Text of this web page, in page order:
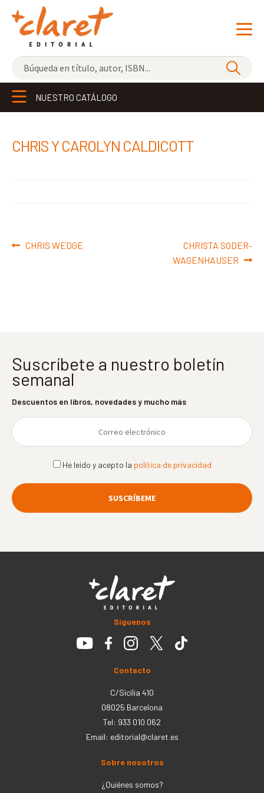
NOVEDADES
LOS MÁS VENDIDOS
NUESTRO CATÁLOGO
CHRIS Y CAROLYN CALDICOTT
Navegación
Anterior:
CHRIS WEDGE Siguiente:
CHRISTA SODER-
WAGENHAUSER
Suscríbete a nuestro boletín
semanal
Descuentos en libros, novedades y mucho más
He leído y acepto la política de privacidad
Síguenos
Contacto
C/Sicília 410
08025 Barcelona
Tel: 933 010 062
Email: editorial@claret.es
Sobre nosotros
¿Quiénes somos?